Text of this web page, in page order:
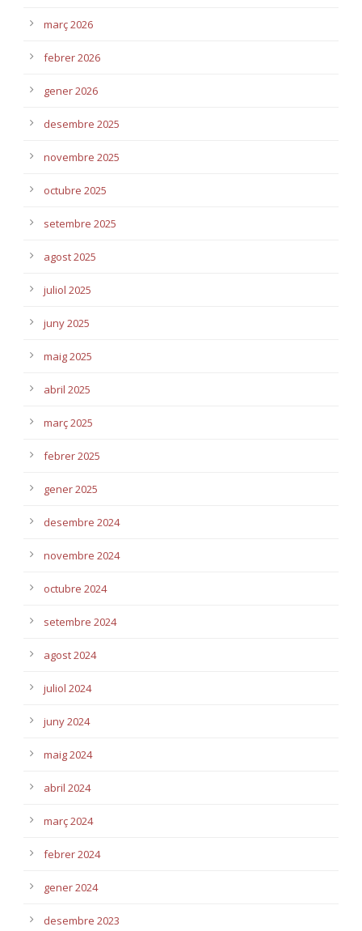
març 2026
febrer 2026
gener 2026
desembre 2025
novembre 2025
octubre 2025
setembre 2025
agost 2025
juliol 2025
juny 2025
maig 2025
abril 2025
març 2025
febrer 2025
gener 2025
desembre 2024
novembre 2024
octubre 2024
setembre 2024
agost 2024
juliol 2024
juny 2024
maig 2024
abril 2024
març 2024
febrer 2024
gener 2024
desembre 2023